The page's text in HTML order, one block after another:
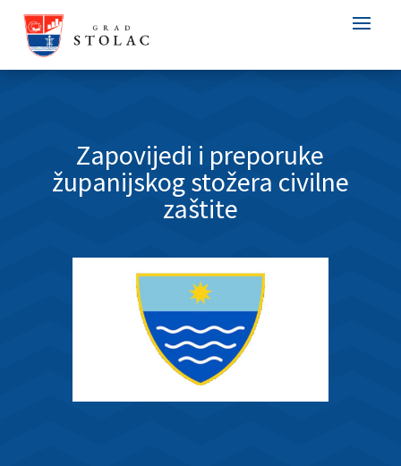
Zapovijedi i preporuke
županijskog stožera civilne
zaštite